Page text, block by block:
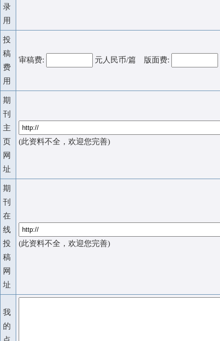
录
用
投
稿
费
用
审稿费: 元人民币/篇 版面费:
期
刊
主
页
网
址
(此资料不全，欢迎您完善)
期
刊
在
线
投
稿
网
址
(此资料不全，欢迎您完善)
我
的